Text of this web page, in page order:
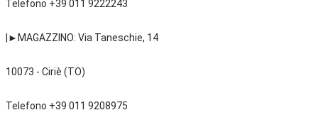
Telefono +39 011 9222243
|►MAGAZZINO: Via Taneschie, 14
10073 - Ciriè (TO)
Telefono +39 011 9208975